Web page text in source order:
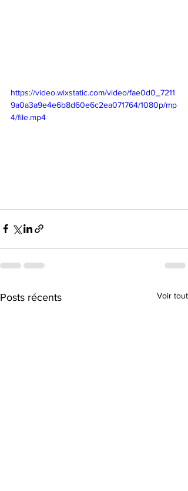
https://video.wixstatic.com/video/fae0d0_7211
9a0a3a9e4e6b8d60e6c2ea071764/1080p/mp
4/file.mp4
Posts récents Voir tout